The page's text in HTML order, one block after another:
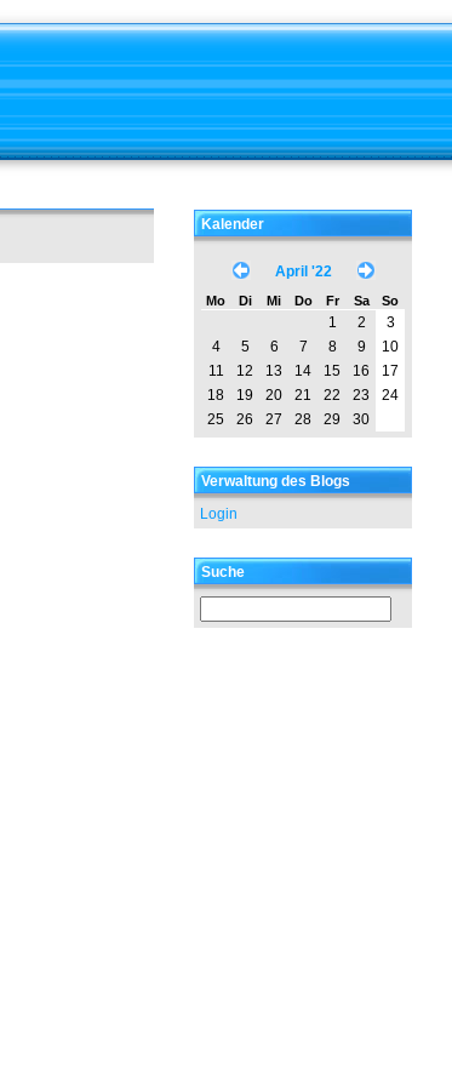
Kalender
April '22
Mo Di Mi Do Fr Sa So
1 2
3
4
5 6 7 8 9
10
11
12 13 14 15 16
17
18
19 20 21 22 23
24
25
26 27 28 29 30
Verwaltung des Blogs
Login
Suche